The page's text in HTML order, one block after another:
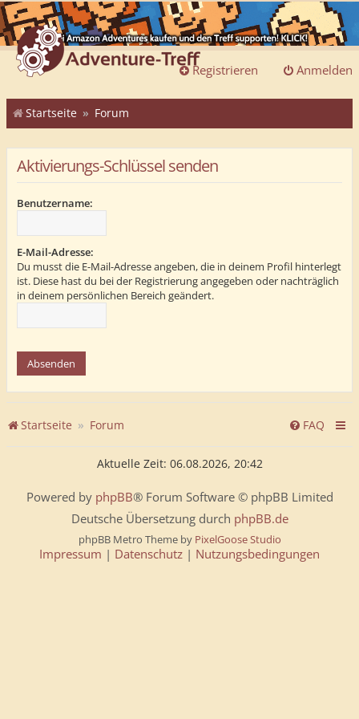
Anmelden
Registrieren
Startseite Forum
Aktivierungs-Schlüssel senden
Benutzername:
E-Mail-Adresse:
Du musst die E-Mail-Adresse angeben, die in deinem Profil hinterlegt
ist. Diese hast du bei der Registrierung angegeben oder nachträglich
in deinem persönlichen Bereich geändert.
Startseite Forum FAQ
Aktuelle Zeit: 06.08.2026, 20:42
Powered by phpBB® Forum Software © phpBB Limited
Deutsche Übersetzung durch phpBB.de
phpBB Metro Theme by PixelGoose Studio
Impressum | Datenschutz | Nutzungsbedingungen